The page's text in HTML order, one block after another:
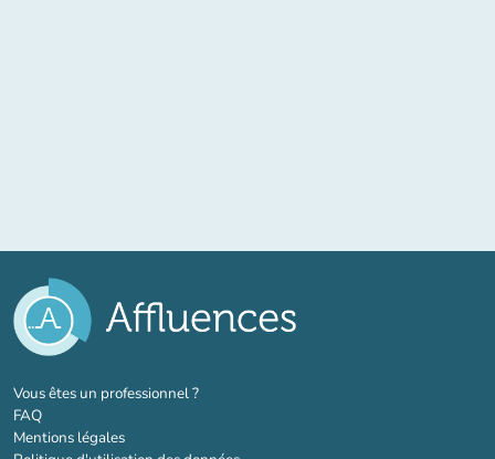
Vous êtes un professionnel ?(nouvel onglet)
FAQ
Mentions légales